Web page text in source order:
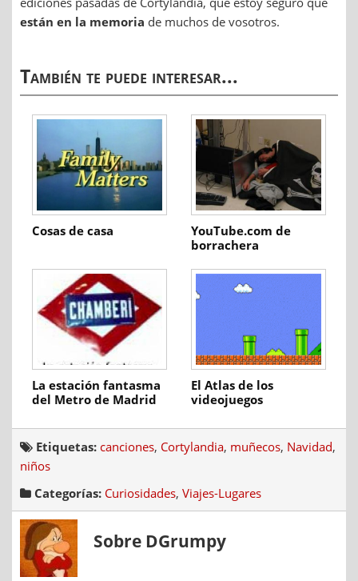
están en la memoria de muchos de vosotros.
También te puede interesar...
Cosas de casa
YouTube.com de
borrachera
La estación fantasma
del Metro de Madrid
El Atlas de los
videojuegos
Etiquetas: canciones, Cortylandia, muñecos, Navidad,
niños
Categorías: Curiosidades, Viajes-Lugares
Sobre DGrumpy